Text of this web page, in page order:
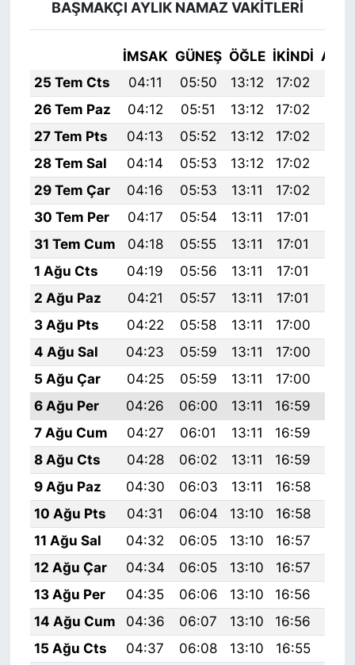
BAŞMAKÇI AYLIK NAMAZ VAKITLERI
İMSAK GÜNEŞ ÖĞLE İKINDI
25 Tem Cts
04:11 05:50 13:12 17:02
26 Tem Paz
04:12 05:51 13:12 17:02
27 Tem Pts
04:13 05:52 13:12 17:02
28 Tem Sal
04:14 05:53 13:12 17:02
29 Tem Çar
04:16 05:53 13:11 17:02
30 Tem Per
04:17 05:54 13:11 17:01
31 Tem Cum
04:18 05:55 13:11 17:01
1 Ağu Cts
04:19 05:56 13:11 17:01
2 Ağu Paz
04:21 05:57 13:11 17:01
3 Ağu Pts
04:22 05:58 13:11 17:00
4 Ağu Sal
04:23 05:59 13:11 17:00
5 Ağu Çar
04:25 05:59 13:11 17:00
6 Ağu Per
04:26 06:00 13:11 16:59
7 Ağu Cum
04:27 06:01 13:11 16:59
8 Ağu Cts
04:28 06:02 13:11 16:59
9 Ağu Paz
04:30 06:03 13:11 16:58
10 Ağu Pts
04:31 06:04 13:10 16:58
11 Ağu Sal
04:32 06:05 13:10 16:57
12 Ağu Çar
04:34 06:05 13:10 16:57
13 Ağu Per
04:35 06:06 13:10 16:56
14 Ağu Cum
04:36 06:07 13:10 16:56
15 Ağu Cts
04:37 06:08 13:10 16:55